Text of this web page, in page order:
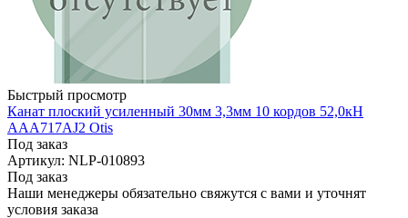
Быстрый просмотр
Канат плоский усиленный 30мм 3,3мм 10 кордов 52,0кН
AAA717AJ2 Otis
Под заказ
Артикул: NLP-010893
Под заказ
Наши менеджеры обязательно свяжутся с вами и уточнят
условия заказа